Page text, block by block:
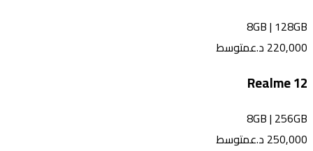
8GB| 128GB
220,000 د.عمتوسط
Realme 12
8GB| 256GB
250,000 د.عمتوسط